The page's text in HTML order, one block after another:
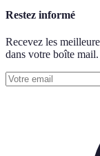
Restez informé
Recevez les
dans votre boîte mail.